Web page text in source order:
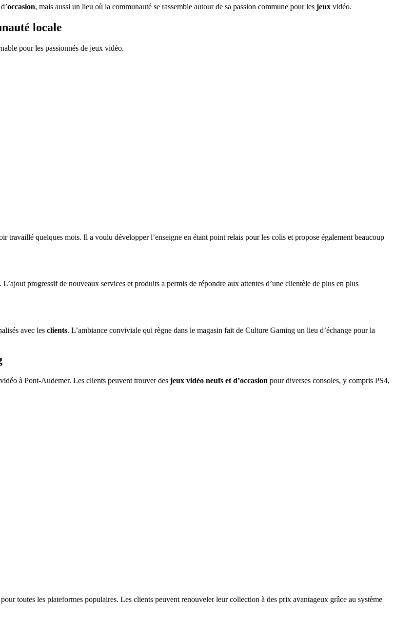
occasion, mais aussi un lieu où la communauté se rassemble autour de sa passion commune pour les jeux vidéo.
locale
pour les passionnés de jeux vidéo.
travaillé quelques mois. Il a voulu développer l’enseigne en étant point relais pour les colis et propose également beaucoup
progressif de nouveaux services et produits a permis de répondre aux attentes d’une clientèle de plus en plus
avec les clients. L’ambiance conviviale qui règne dans le magasin fait de Culture Gaming un lieu d’échange pour la
à Pont-Audemer. Les clients peuvent trouver des jeux vidéo neufs et d’occasion pour diverses consoles, y compris PS4,
toutes les plateformes populaires. Les clients peuvent renouveler leur collection à des prix avantageux grâce au système